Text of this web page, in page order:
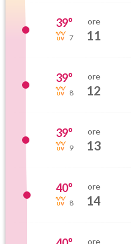
39°
7
ore
11
39°
8
ore
12
39°
9
ore
13
40°
8
ore
14
ore